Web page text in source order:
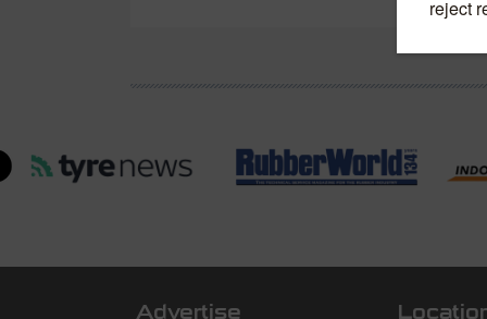
Advertise